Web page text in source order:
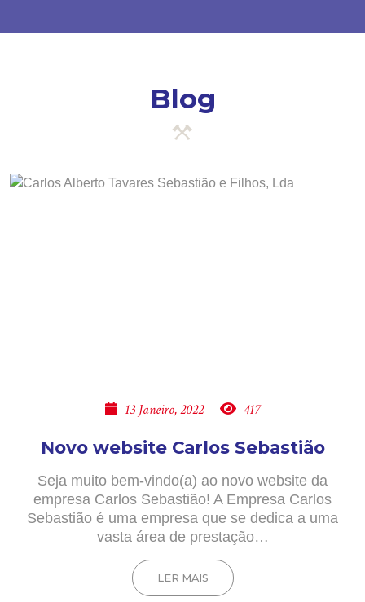
Blog
13 Janeiro, 2022 417
Novo website Carlos Sebastião
Seja muito bem-vindo(a) ao novo website da
empresa Carlos Sebastião! A Empresa Carlos
Sebastião é uma empresa que se dedica a uma
vasta área de prestação…
LER MAIS